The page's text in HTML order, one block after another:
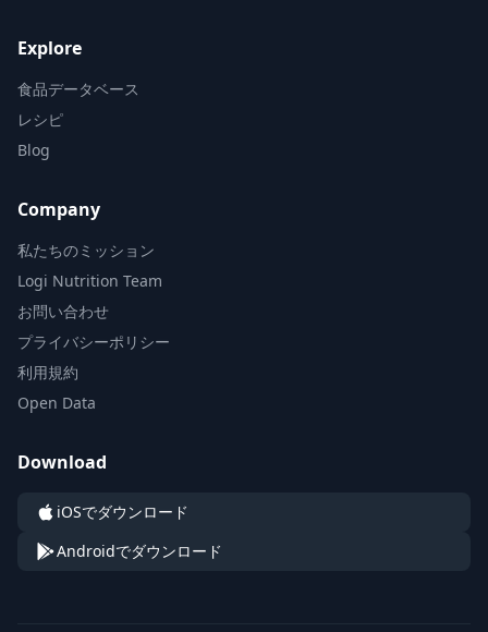
Explore
食品データベース
レシピ
Blog
Company
私たちのミッション
Logi Nutrition Team
お問い合わせ
プライバシーポリシー
利用規約
Open Data
Download
iOSでダウンロード
Androidでダウンロード